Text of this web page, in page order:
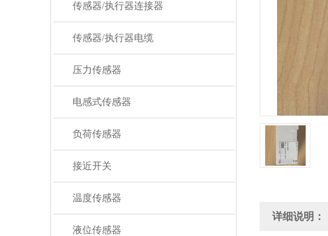
传感器/执行器连接器
传感器/执行器电缆
压力传感器
电感式传感器
负荷传感器
接近开关
温度传感器
液位传感器
详细说明：